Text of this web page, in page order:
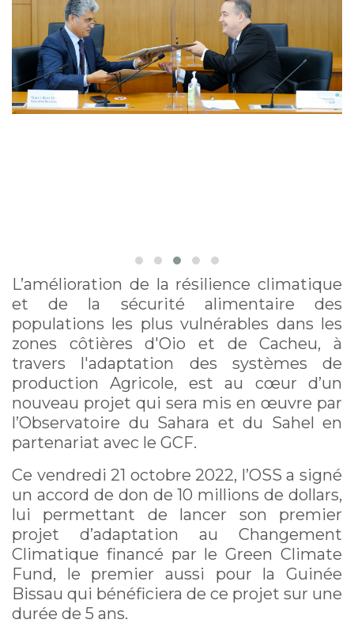
L’amélioration de la résilience climatique
et de la sécurité alimentaire des
populations les plus vulnérables dans les
zones côtières d'Oio et de Cacheu, à
travers l'adaptation des systèmes de
production Agricole, est au cœur d’un
nouveau projet qui sera mis en œuvre par
l’Observatoire du Sahara et du Sahel en
partenariat avec le GCF.
Ce vendredi 21 octobre 2022, l’OSS a signé
un accord de don de 10 millions de dollars,
lui permettant de lancer son premier
projet d’adaptation au Changement
Climatique financé par le Green Climate
Fund, le premier aussi pour la Guinée
Bissau qui bénéficiera de ce projet sur une
durée de 5 ans.